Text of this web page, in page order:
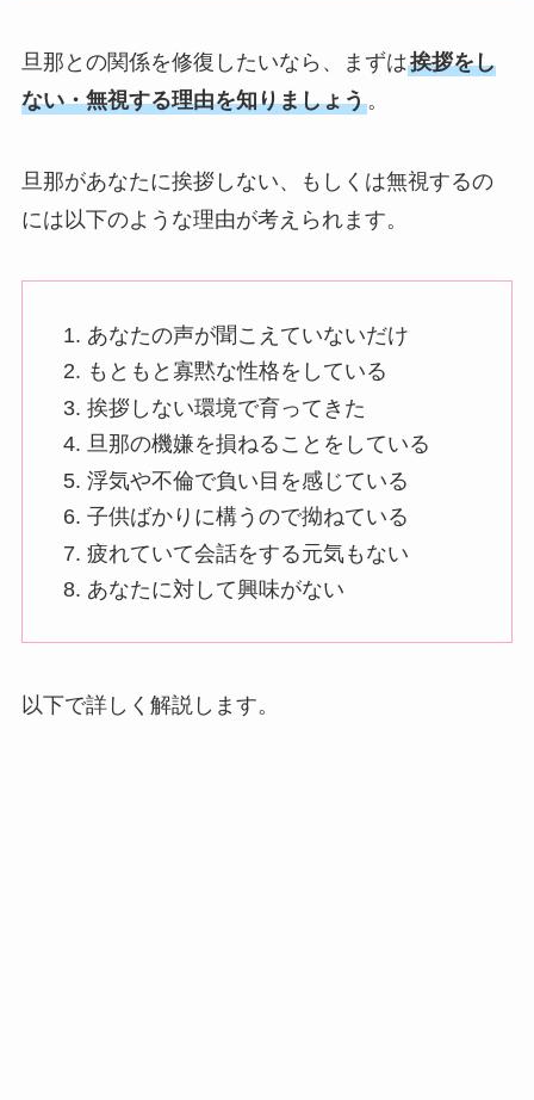
旦那との関係を修復したいなら、まずは挨拶をし
ない・無視する理由を知りましょう。
旦那があなたに挨拶しない、もしくは無視するの
には以下のような理由が考えられます。
あなたの声が聞こえていないだけ
もともと寡黙な性格をしている
挨拶しない環境で育ってきた
旦那の機嫌を損ねることをしている
浮気や不倫で負い目を感じている
子供ばかりに構うので拗ねている
疲れていて会話をする元気もない
あなたに対して興味がない
以下で詳しく解説します。